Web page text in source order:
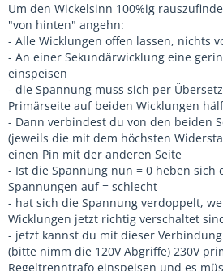
Um den Wickelsinn 100%ig
"von hinten" angehn:
- Alle Wicklungen offen lassen, nichts
- An einer Sekundärwicklung eine
einspeisen
- die Spannung muss sich per
Primärseite auf beiden Wicklungen
- Dann verbindest du von den beiden
(jeweils die mit dem höchsten
einen Pin mit der anderen Seite
- Ist die Spannung nun = 0 heben sich
Spannungen auf = schlecht
- hat sich die Spannung verdoppelt,
Wicklungen jetzt richtig verschaltet
- jetzt kannst du mit dieser
(bitte nimm die 120V Abgriffe) 230V
Regeltrenntrafo einspeisen und es